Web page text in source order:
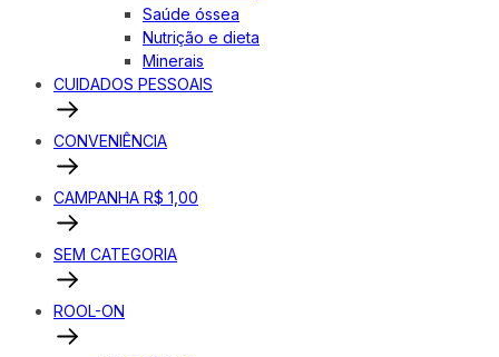
Saúde óssea
Nutrição e dieta
Minerais
CUIDADOS PESSOAIS
CONVENIÊNCIA
CAMPANHA R$ 1,00
SEM CATEGORIA
ROOL-ON